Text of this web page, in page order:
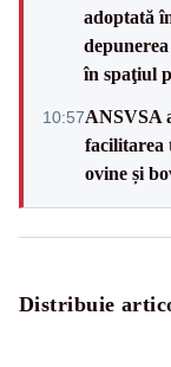
adoptată
în spaţiul
10:57ANSVSA
facilitarea
ovine și
Distribuie